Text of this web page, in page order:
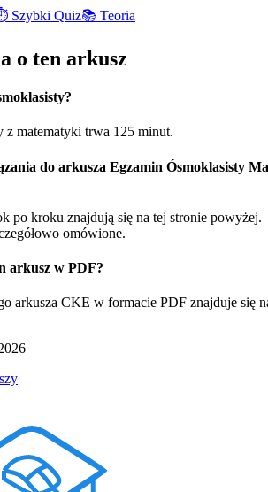
Szybki Quiz📚 Teoria
o ten arkusz
z matematyki trwa 125 minut.
do arkusza Egzamin Ósmoklasisty
po kroku znajdują się na tej stronie powyżej.
omówione.
arkusz w PDF?
arkusza CKE w formacie PDF znajduje się